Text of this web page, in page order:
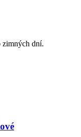
zimných dní.